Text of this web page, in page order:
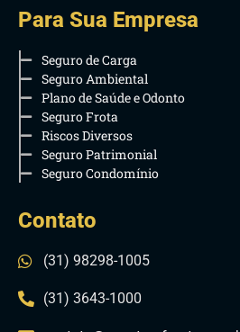
Para Sua Empresa
Seguro de Carga
Seguro Ambiental
Plano de Saúde e Odonto
Seguro Frota
Riscos Diversos
Seguro Patrimonial
Seguro Condomínio
Contato
(31) 98298-1005
(31) 3643-1000